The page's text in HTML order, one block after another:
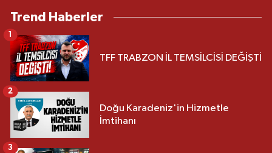
Trend Haberler
TFF TRABZON İL TEMSİLCİSİ DEĞİŞTİ
1
Doğu Karadeniz'in Hizmetle
İmtihanı
2
3